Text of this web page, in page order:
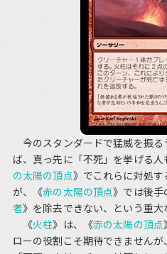
今のスタンダードで猛威を振
ば、真っ先に「不死」を挙げる
の太陽の頂点》でこれらに対処
が、《赤の太陽の頂点》では後手
者》を除去できない、という重大
《火柱》は、《赤の太陽の頂点
ローの役割こそ期待できませんが